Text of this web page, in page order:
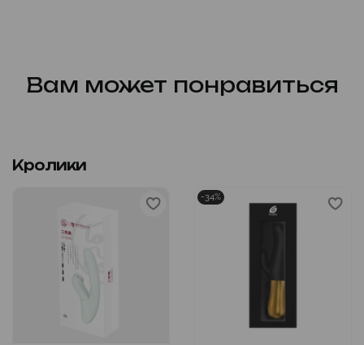
Вам может понравиться
Кролики
-34%